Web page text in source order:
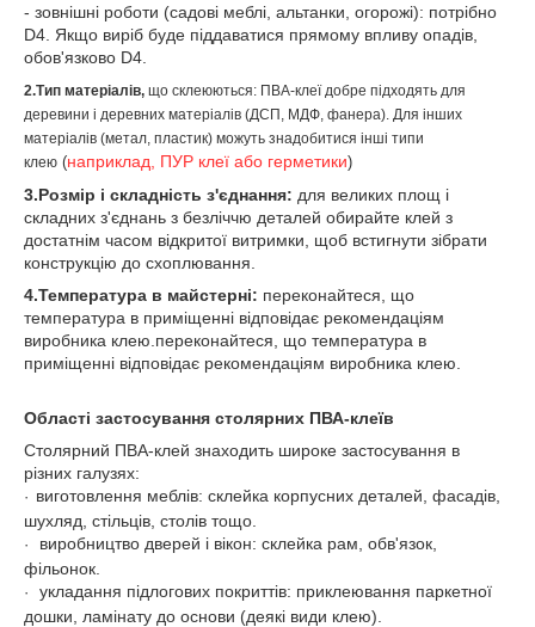
- зовнішні роботи (садові меблі, альтанки, огорожі): потрібно
D4. Якщо виріб буде піддаватися прямому впливу опадів,
обов'язково D4.
2.Тип матеріалів, що склеюються: ПВА-клеї добре підходять для
деревини і деревних матеріалів (ДСП, МДФ, фанера). Для інших
матеріалів (метал, пластик) можуть знадобитися інші типи
клею (наприклад, ПУР клеї або герметики)
3.Розмір і складність з'єднання: для великих площ і
складних з'єднань з безліччю деталей обирайте клей з
достатнім часом відкритої витримки, щоб встигнути зібрати
конструкцію до схоплювання.
4.Температура в майстерні: переконайтеся, що
температура в приміщенні відповідає рекомендаціям
виробника клею.переконайтеся, що температура в
приміщенні відповідає рекомендаціям виробника клею.
Області застосування столярних ПВА-клеїв
Столярний ПВА-клей знаходить широке застосування в
різних галузях:
· виготовлення меблів: склейка корпусних деталей, фасадів,
шухляд, стільців, столів тощо.
·
виробництво дверей і вікон: склейка рам, обв'язок,
фільонок.
·
укладання підлогових покриттів: приклеювання паркетної
дошки, ламінату до основи (деякі види клею).